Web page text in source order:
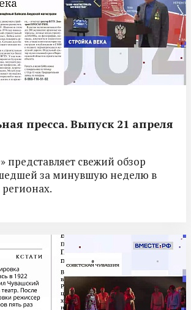
пресса. Выпуск 21 апреля
представляет свежий обзор
за минувшую неделю в